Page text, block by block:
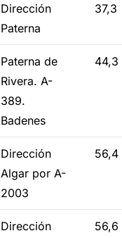
Dirección
Paterna
37,3
Paterna de
Rivera. A-
389.
Badenes
44,3
Dirección
Algar por A-
2003
56,4
Dirección
56,6